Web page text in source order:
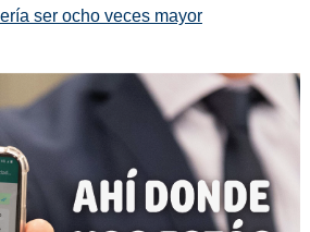
ser ocho veces mayor